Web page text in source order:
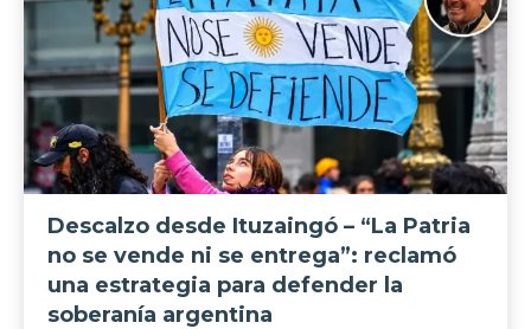
Descalzo desde Ituzaingó – “La Patria
no se vende ni se entrega”: reclamó
una estrategia para defender la
soberanía argentina